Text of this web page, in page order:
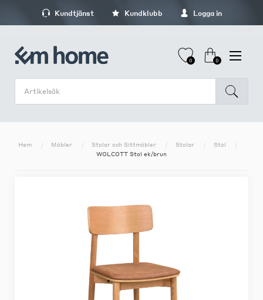
Kundtjänst Kundklubb Logga in
0 0
Hem Möbler Stolar och Sittmöbler Stolar
Stol
WOLCOTT Stol ek/brun